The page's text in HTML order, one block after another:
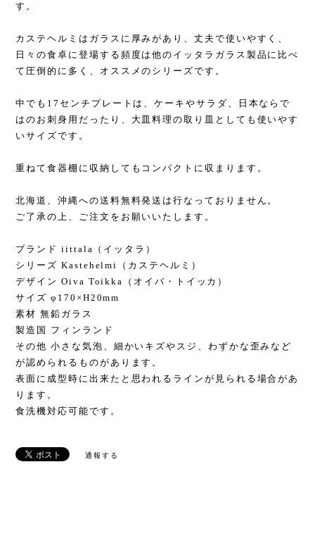
す。
カステヘルミはガラスに厚みがあり、丈夫で使いやすく、
日々の食卓に登場する頻度は他のイッタラガラス製品に比べ
て圧倒的に多く、オススメのシリーズです。
中でも17センチプレートは、ケーキやサラダ、日本ならで
はのお刺身用だったり、大皿料理の取り皿としても使いやす
いサイズです。
重ねて食器棚に収納してもコンパクトに収まります。
北海道、沖縄への送料無料発送は行なっておりません。
ご了承の上、ご注文をお願いいたします。
ブランド iittala（イッタラ）
シリーズ Kastehelmi（カステヘルミ）
デザイン Oiva Toikka（オイバ・トイッカ）
サイズ φ170×H20mm
素材 無鉛ガラス
製造国 フィンランド
その他 小さな気泡、細かいキズやスジ、わずかな歪みなど
が認められるものがあります。
表面に成型時に出来たと思われるラインが見られる場合があ
ります。
食洗機対応可能です。
通報する